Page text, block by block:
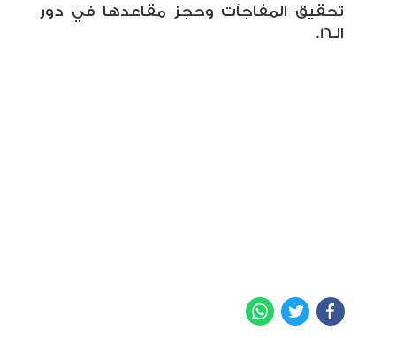
تحقيق المفاجآت وحجز مقاعدها في دور
الـ16.
Facebook
Twitter